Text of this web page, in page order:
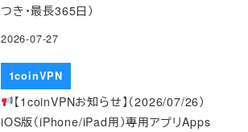
つき・最長365日）
2026-07-27
1coinVPN
【1coinVPNお知らせ】（2026/07/26）
iOS版（iPhone/iPad用）専用アプリApps